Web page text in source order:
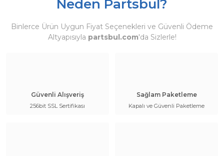
Neden Partsbul?
Binlerce Ürün Uygun Fiyat Seçenekleri ve Güvenli Ödeme
Altyapısıyla partsbul.com'da Sizlerle!
Güvenli Alışveriş
256bit SSL Sertifikası
Sağlam Paketleme
Kapalı ve Güvenli Paketleme